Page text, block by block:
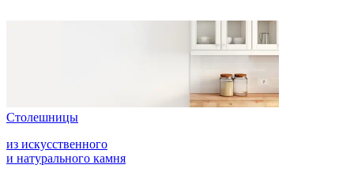
Столешницы
из искусственного
и натурального камня